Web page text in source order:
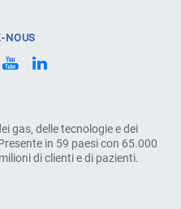
gas, delle tecnologie e dei
in 59 paesi con 65.000
di clienti e di pazienti.
NOUS